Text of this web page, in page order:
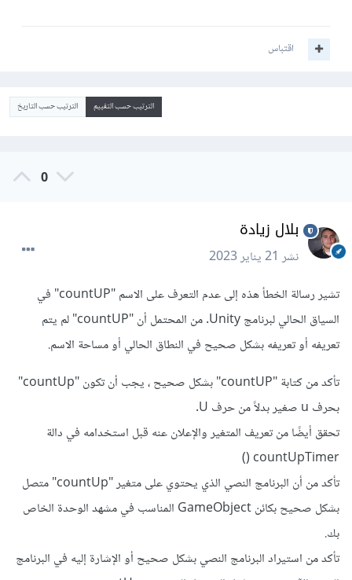
اقتباس
الترتيب حسب التقييم الترتيب حسب التاريخ
0
بلال زيادة
نشر21 يناير 2023
تشير رسالة الخطأ هذه إلى عدم التعرف على الاسم "countUP" في
السياق الحالي لبرنامج Unity. من المحتمل أن "countUP" لم يتم
تعريفه أو تعريفه بشكل صحيح في النطاق الحالي أو مساحة الاسم.
تأكد من كتابة "countUP" بشكل صحيح ، يجب أن تكون "countUp"
بحرف u صغير بدلاً من حرف U.
تحقق أيضًا من تعريف المتغير والإعلان عنه قبل استخدامه في دالة
countUpTimer ()
تأكد من أن البرنامج النصي الذي يحتوي على متغير "countUp" متصل
بشكل صحيح بكائن GameObject المناسب في مشهد الوحدة الخاص
بك.
تأكد من استيراد البرنامج النصي بشكل صحيح أو الإشارة إليه في البرنامج